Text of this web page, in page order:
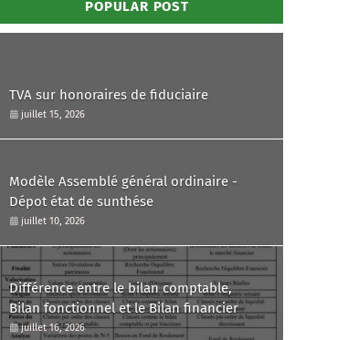
POPULAR POST
TVA sur honoraires de fiduciaire
juillet 15, 2026
Modèle Assemblé général ordinaire -
Dépot état de sunthése
juillet 10, 2026
Différence entre le bilan comptable,
Bilan fonctionnel et le Bilan financier
juillet 16, 2026